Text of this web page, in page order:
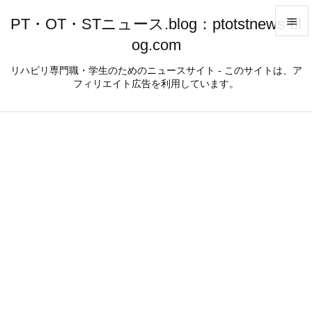
PT・OT・STニュース.blog：ptotstnews-bl
og.com
リハビリ専門職・学生のためのニュースサイト - このサイトは、ア
フィリエイト広告を利用しています。
